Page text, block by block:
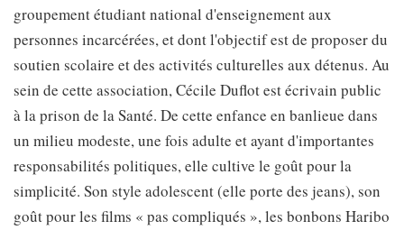
groupement étudiant national d'enseignement aux
personnes incarcérées, et dont l'objectif est de proposer du
soutien scolaire et des activités culturelles aux détenus. Au
sein de cette association, Cécile Duflot est écrivain public
à la prison de la Santé. De cette enfance en banlieue dans
un milieu modeste, une fois adulte et ayant d'importantes
responsabilités politiques, elle cultive le goût pour la
simplicité. Son style adolescent (elle porte des jeans), son
goût pour les films « pas compliqués », les bonbons Haribo